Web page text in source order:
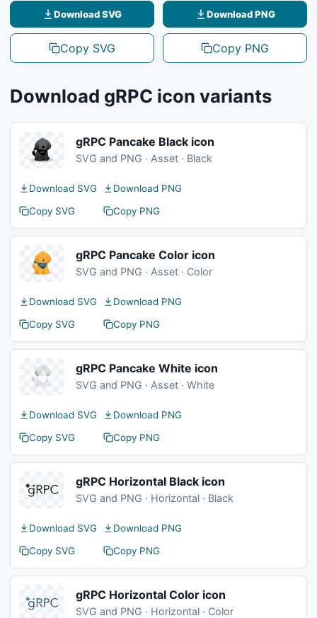
Download SVG
Copy SVG
Download PNG
Copy PNG
Download gRPC icon variants
gRPC Pancake Black icon
SVG and PNG · Asset · Black
Download SVG
Download PNG
Copy SVG
Copy PNG
gRPC Pancake Color icon
SVG and PNG · Asset · Color
Download SVG
Download PNG
Copy SVG
Copy PNG
gRPC Pancake White icon
SVG and PNG · Asset · White
Download SVG
Download PNG
Copy SVG
Copy PNG
gRPC Horizontal Black icon
SVG and PNG · Horizontal · Black
Download SVG
Download PNG
Copy SVG
Copy PNG
gRPC Horizontal Color icon
SVG and PNG · Horizontal · Color